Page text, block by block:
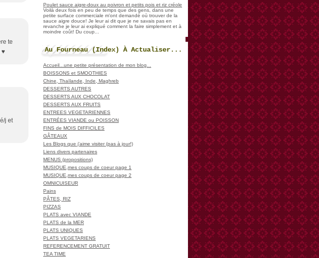
te
♥
j et
Poulet sauce aigre-doux au poivron et petits pois et riz créole
Voilà deux fois en peu de temps que des gens, dans une
petite surface commerciale m'ont demandé où trouver de la
sauce aigre douce! Je leur ai dit que je ne savais pas en
revanche je leur ai expliqué comment la faire simplement et à
moindre coût! Du coup...
Au Fourneau (Index) À Actualiser...
Accueil...une petite présentation de mon blog...
BOISSONS et SMOOTHIES
Chine, Thaïlande, Inde, Maghreb
DESSERTS AUTRES
DESSERTS AUX CHOCOLAT
DESSERTS AUX FRUITS
ENTREES VEGETARIENNES
ENTRÉES VIANDE ou POISSON
FINS de MOIS DIFFICILES
GÂTEAUX
Les Blogs que j'aime visiter (pas à jour!)
Liens divers partenaires
MENUS (propositions)
MUSIQUE,mes coups de coeur page 1
MUSIQUE,mes coups de coeur page 2
OMNICUISEUR
Pains
PÂTES, RIZ
PIZZAS
PLATS avec VIANDE
PLATS de la MER
PLATS UNIQUES
PLATS VEGETARIENS
REFERENCEMENT GRATUIT
TEA TIME